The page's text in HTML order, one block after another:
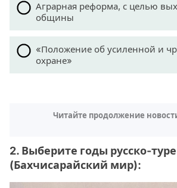
Аграрная реформа, с целью
общины
«Положение об усиленной и
охране»
Читайте продолжение
2. Выберите годы русско-
(Бахчисарайский мир):